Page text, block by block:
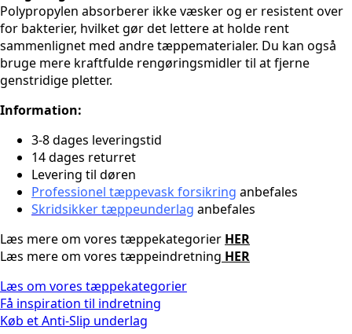
Polypropylen absorberer ikke væsker og er resistent over
for bakterier, hvilket gør det lettere at holde rent
sammenlignet med andre tæppematerialer. Du kan også
bruge mere kraftfulde rengøringsmidler til at fjerne
genstridige pletter.
Information:
3-8 dages leveringstid
14 dages returret
Levering til døren
Professionel tæppevask forsikring anbefales
Skridsikker tæppeunderlag anbefales
Læs mere om vores tæppekategorier HER
Læs mere om vores tæppeindretning HER
Læs om vores tæppekategorier
Få inspiration til indretning
Køb et Anti-Slip underlag